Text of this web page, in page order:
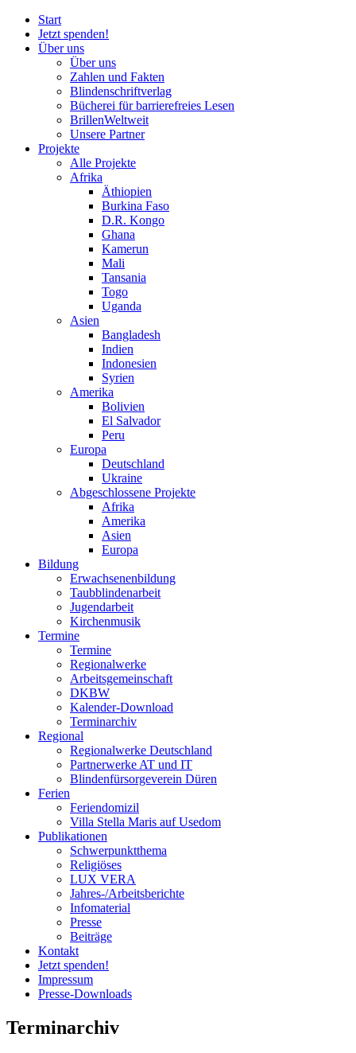
Start
Jetzt spenden!
Über uns
Über uns
Zahlen und Fakten
Blindenschriftverlag
Bücherei fürbarrierefreies Lesen
BrillenWeltweit
Unsere Partner
Projekte
Alle Projekte
Afrika
Äthiopien
Burkina Faso
D.R. Kongo
Ghana
Kamerun
Mali
Tansania
Togo
Uganda
Asien
Bangladesh
Indien
Indonesien
Syrien
Amerika
Bolivien
El Salvador
Peru
Europa
Deutschland
Ukraine
Abgeschlossene Projekte
Afrika
Amerika
Asien
Europa
Bildung
Erwachsenenbildung
Taubblindenarbeit
Jugendarbeit
Kirchenmusik
Termine
Termine
Regionalwerke
Arbeitsgemeinschaft
DKBW
Kalender-Download
Terminarchiv
Regional
Regionalwerke Deutschland
Partnerwerke AT und IT
Blindenfürsorgeverein Düren
Ferien
Feriendomizil
Villa Stella Maris auf Usedom
Publikationen
Schwerpunktthema
Religiöses
LUX VERA
Jahres-/​Arbeitsberichte
Infomaterial
Presse
Beiträge
Kontakt
Jetzt spenden!
Impressum
Presse-Downloads
Terminarchiv